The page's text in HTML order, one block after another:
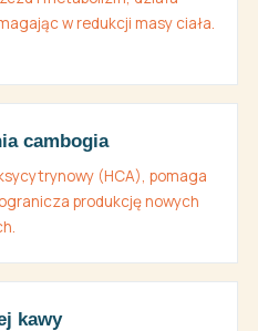
w redukcji masy ciała.
cambogia
(HCA), pomaga
produkcję nowych
kawy